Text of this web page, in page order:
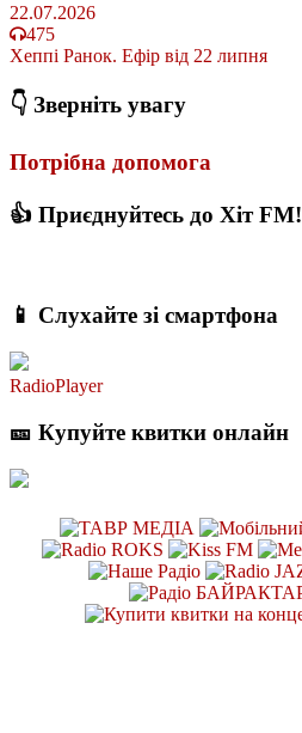
22.07.2026
475
Хеппі Ранок. Ефір від 22 липня
👇 Зверніть увагу
Потрібна допомога
👍 Приєднуйтесь до Хіт FM!
📱 Слухайте зі смартфона
RadioPlayer
🎫 Купуйте квитки онлайн